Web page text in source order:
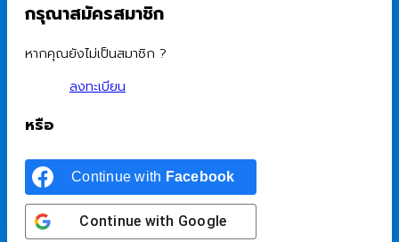
กรุณาสมัครสมาชิก
หากคุณยังไม่เป็นสมาชิก ?
ลงทะเบียน
หรือ
Continue with Facebook
Continue with Google